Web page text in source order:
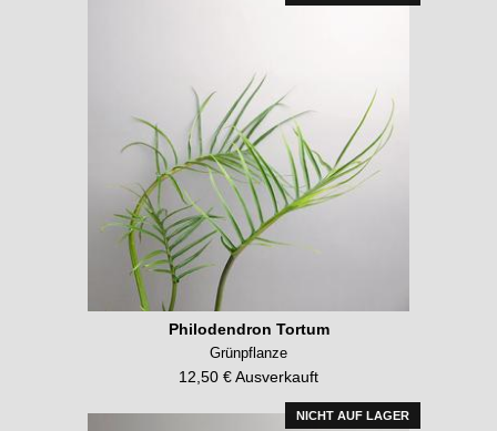
Philodendron Tortum
Grünpflanze
12,50 € Ausverkauft
NICHT AUF LAGER